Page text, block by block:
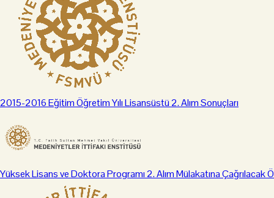
2015-2016 Eğitim Öğretim Yılı Lisansüstü 2. Alım Sonuçları
Yüksek Lisans ve Doktora Programı 2. Alım Mülakatına Çağrılacak